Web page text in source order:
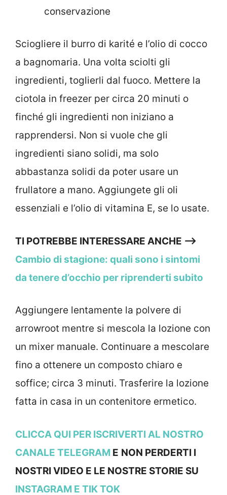
conservazione
Sciogliere il burro di karité e l’olio di cocco
a bagnomaria. Una volta sciolti gli
ingredienti, toglierli dal fuoco. Mettere la
ciotola in freezer per circa 20 minuti o
finché gli ingredienti non iniziano a
rapprendersi. Non si vuole che gli
ingredienti siano solidi, ma solo
abbastanza solidi da poter usare un
frullatore a mano. Aggiungete gli oli
essenziali e l’olio di vitamina E, se lo usate.
TI POTREBBE INTERESSARE ANCHE —->
Cambio di stagione: quali sono i sintomi
da tenere d’occhio per riprenderti subito
Aggiungere lentamente la polvere di
arrowroot mentre si mescola la lozione con
un mixer manuale. Continuare a mescolare
fino a ottenere un composto chiaro e
soffice; circa 3 minuti. Trasferire la lozione
fatta in casa in un contenitore ermetico.
CLICCA QUI PER ISCRIVERTI AL NOSTRO
CANALE TELEGRAM E NON PERDERTI I
NOSTRI VIDEO E LE NOSTRE STORIE SU
INSTAGRAM E TIK TOK